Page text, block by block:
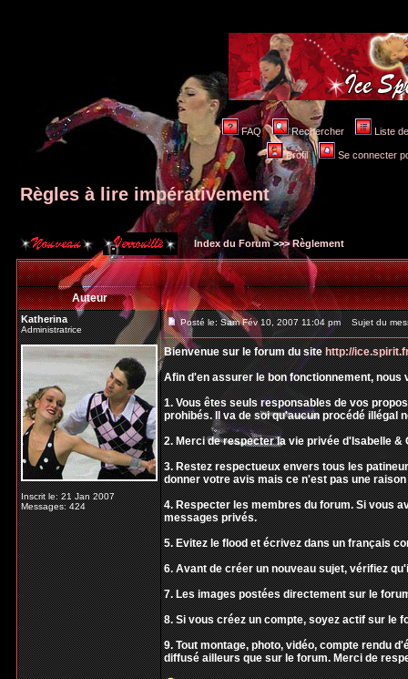
FAQ Rechercher Liste
Profil Se connecter
Règles à lire impérativement
Index du Forum>>>Règlement
Auteur
Katherina
Administratrice
Inscrit le: 21 Jan 2007
Messages: 424
Posté le: Sam Fév 10, 2007 11:04 pm Sujet du
Bienvenue sur le forum du sitehttp://
Afin d'en assurer le bon fonctionnement,
1. Vous êtes seuls responsables de vos
prohibés. Il va de soi qu'aucun procédé illégal
2. Merci de respecter la vie privée d'Isabelle &
3. Restez respectueux envers tous les
donner votre avis mais ce n'est pas une
4. Respecter les membres du forum. Si vous
messages privés.
5. Evitez le flood et écrivez dans un français
6. Avant de créer un nouveau sujet, vérifiez
7. Les images postées directement sur le
8. Si vous créez un compte, soyez actif sur le
9. Tout montage, photo, vidéo, compte rendu
diffusé ailleurs que sur le forum. Merci de